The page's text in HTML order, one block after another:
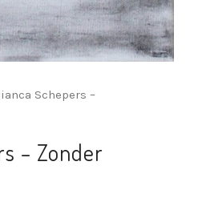
Schepers –
– Zonder